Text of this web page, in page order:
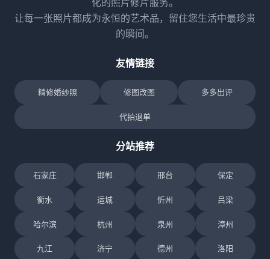
化的照片修片服务。
让每一张照片都成为永恒的艺术品，留住您生活中最珍贵
的瞬间。
友情链接
精修婚纱照 修图改图 多多出评
代拍退单
分站推荐
石家庄 邯郸 邢台 保定
衡水 运城 忻州 吕梁
哈尔滨 杭州 泉州 漳州
九江 济宁 德州 洛阳